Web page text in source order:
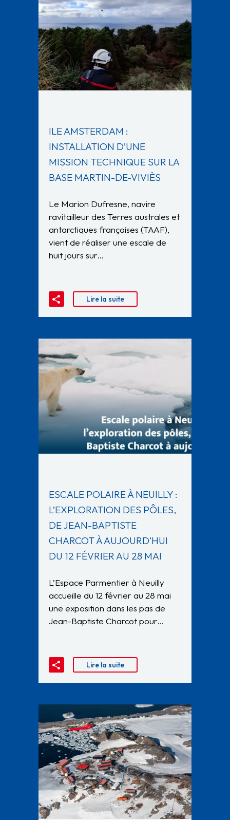
ILE AMSTERDAM :
INSTALLATION D’UNE
MISSION TECHNIQUE SUR LA
BASE MARTIN-DE-VIVIÈS
Le Marion Dufresne, navire
ravitailleur des Terres australes et
antarctiques françaises (TAAF),
vient de réaliser une escale de
huit jours sur…
Lire la suite
ESCALE POLAIRE À NEUILLY :
L’EXPLORATION DES PÔLES,
DE JEAN-BAPTISTE
CHARCOT À AUJOURD’HUI
DU 12 FÉVRIER AU 28 MAI
L’Espace Parmentier à Neuilly
accueille du 12 février au 28 mai
une exposition dans les pas de
Jean-Baptiste Charcot pour…
Lire la suite